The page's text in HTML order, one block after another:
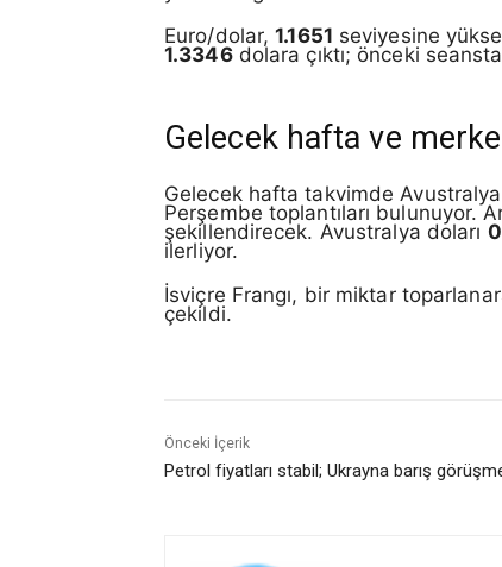
Euro/dolar,1.1651 seviyesine
1.3346dolara çıktı; önceki
Gelecek hafta ve
Gelecek hafta takvimde Avustralya
Perşembe toplantıları bulunuyor.
şekillendirecek. Avustralya doları
ilerliyor.
İsviçre Frangı, bir miktar
çekildi.
Önceki İçerik
Petrol fiyatları stabil; Ukrayna barış